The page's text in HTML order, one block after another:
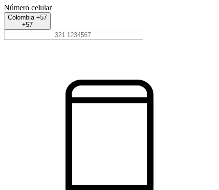
Número celular
Colombia +57
+57